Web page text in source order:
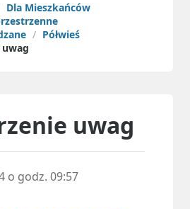
Dla Mieszkańców
Półwieś
uwag
o godz. 09:57